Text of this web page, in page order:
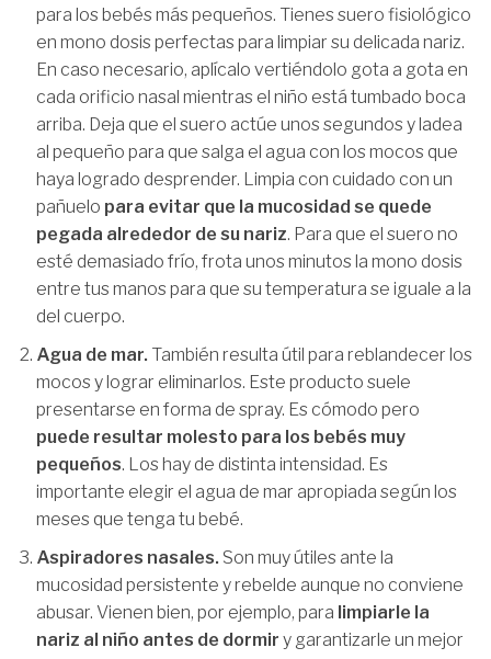
para los bebés más pequeños. Tienes suero fisiológico
en mono dosis perfectas para limpiar su delicada nariz.
En caso necesario, aplícalo vertiéndolo gota a gota en
cada orificio nasal mientras el niño está tumbado boca
arriba. Deja que el suero actúe unos segundos y ladea
al pequeño para que salga el agua con los mocos que
haya logrado desprender. Limpia con cuidado con un
pañuelo para evitar que la mucosidad se quede
pegada alrededor de su nariz. Para que el suero no
esté demasiado frío, frota unos minutos la mono dosis
entre tus manos para que su temperatura se iguale a la
del cuerpo.
Agua de mar. También resulta útil para reblandecer los
mocos y lograr eliminarlos. Este producto suele
presentarse en forma de spray. Es cómodo pero
puede resultar molesto para los bebés muy
pequeños. Los hay de distinta intensidad. Es
importante elegir el agua de mar apropiada según los
meses que tenga tu bebé.
Aspiradores nasales. Son muy útiles ante la
mucosidad persistente y rebelde aunque no conviene
abusar. Vienen bien, por ejemplo, para limpiarle la
nariz al niño antes de dormir y garantizarle un mejor